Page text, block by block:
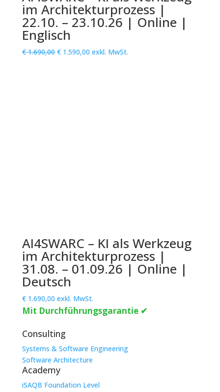
im Architekturprozess |
22.10. – 23.10.26 | Online |
Englisch
€1.690,00 Ursprünglicher
€1.590,00Aktueller
exkl. MwSt.
AI4SWARC – KI als Werkzeug
im Architekturprozess |
31.08. – 01.09.26 | Online |
Deutsch
€1.690,00 exkl. MwSt.
Mit Durchführungsgarantie ✔
Consulting
Systems & Software Engineering
Software Architecture
Academy
iSAQB Foundation Level